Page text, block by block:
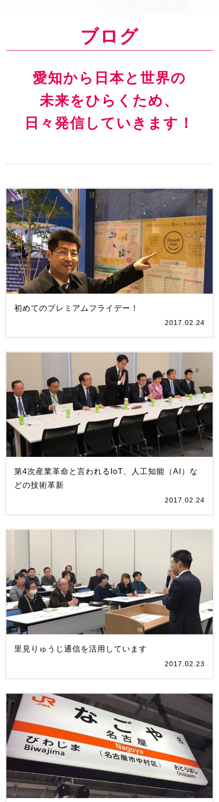
ブログ
愛知から日本と世界の
未来をひらくため、
日々発信していきます！
初めてのプレミアムフライデー！
2017.02.24
第4次産業革命と言われるIoT、人工知能（AI）な
どの技術革新
2017.02.24
里見りゅうじ通信を活用しています
2017.02.23